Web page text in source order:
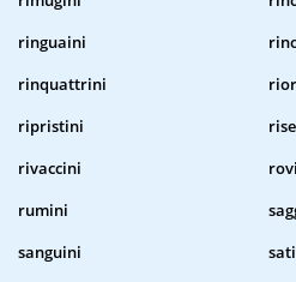
ringuaini
rinquattrini
ripristini
rivaccini
rumini
sanguini